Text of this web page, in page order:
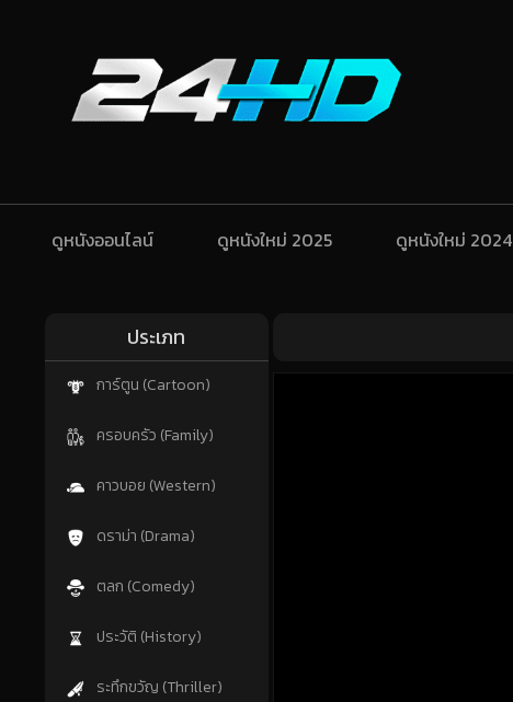
ดูหนังออนไลน์ ดูหนังใหม่ 2025 ดูหนังใหม่ 2024
ประเภท
การ์ตูน (Cartoon)
ครอบครัว (Family)
คาวบอย (Western)
ดราม่า (Drama)
ตลก (Comedy)
ประวัติ (History)
ระทึกขวัญ (Thriller)